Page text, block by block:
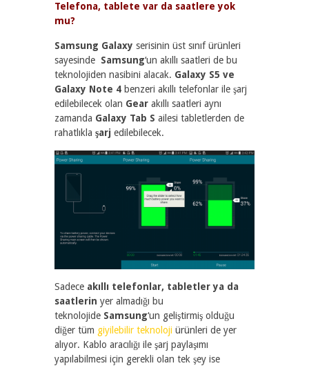
Telefona, tablete var da saatlere yok
mu?
Samsung Galaxy serisinin üst sınıf ürünleri
sayesinde Samsung‘un akıllı saatleri de bu
teknolojiden nasibini alacak. Galaxy S5 ve
Galaxy Note 4 benzeri akıllı telefonlar ile şarj
edilebilecek olan Gear akıllı saatleri aynı
zamanda Galaxy Tab S ailesi tabletlerden de
rahatlıkla şarj edilebilecek.
Sadece akıllı telefonlar, tabletler ya da
saatlerin yer almadığı bu
teknolojide Samsung‘un geliştirmiş olduğu
diğer tüm giyilebilir teknoloji ürünleri de yer
alıyor. Kablo aracılığı ile şarj paylaşımı
yapılabilmesi için gerekli olan tek şey ise